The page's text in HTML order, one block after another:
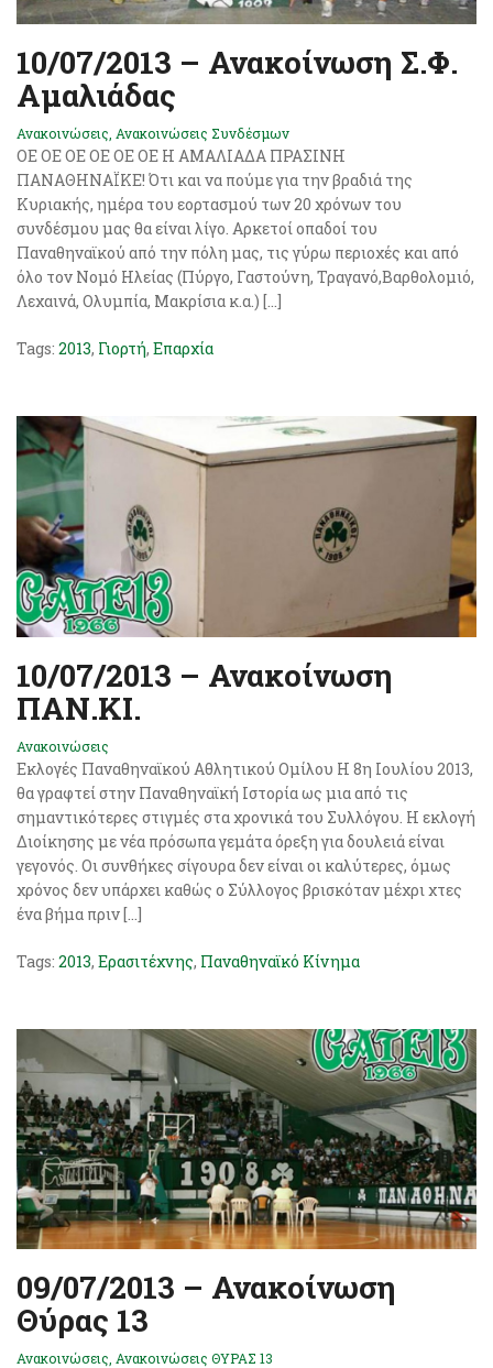
10/07/2013 – Ανακοίνωση Σ.Φ.
Αμαλιάδας
Ανακοινώσεις, Ανακοινώσεις Συνδέσμων
ΟΕ ΟΕ ΟΕ ΟΕ ΟΕ ΟΕ Η ΑΜΑΛΙΑΔΑ ΠΡΑΣΙΝΗ
ΠΑΝΑΘΗΝΑΪΚΕ! Ότι και να πούμε για την βραδιά της
Κυριακής, ημέρα του εορτασμού των 20 χρόνων του
συνδέσμου μας θα είναι λίγο. Αρκετοί οπαδοί του
Παναθηναϊκού από την πόλη μας, τις γύρω περιοχές και από
όλο τον Νομό Ηλείας (Πύργο, Γαστούνη, Τραγανό,Βαρθολομιό,
Λεχαινά, Ολυμπία, Μακρίσια κ.α.) […]
Tags: 2013, Γιορτή, Επαρχία
10/07/2013 – Ανακοίνωση
ΠAN.ΚI.
Ανακοινώσεις
Εκλογές Παναθηναϊκού Αθλητικού Ομίλου Η 8η Ιουλίου 2013,
θα γραφτεί στην Παναθηναϊκή Ιστορία ως μια από τις
σημαντικότερες στιγμές στα χρονικά του Συλλόγου. Η εκλογή
Διοίκησης με νέα πρόσωπα γεμάτα όρεξη για δουλειά είναι
γεγονός. Οι συνθήκες σίγουρα δεν είναι οι καλύτερες, όμως
χρόνος δεν υπάρχει καθώς ο Σύλλογος βρισκόταν μέχρι χτες
ένα βήμα πριν […]
Tags: 2013, Ερασιτέχνης, Παναθηναϊκό Κίνημα
09/07/2013 – Ανακοίνωση
Θύρας 13
Ανακοινώσεις Ανακοινώσεις ΘΥΡΑΣ 13